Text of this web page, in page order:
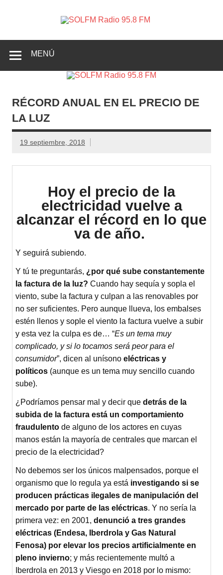
Radio
Crevillente, Radio en Vega Baja y Radio en el Medio
MENÚ
RÉCORD ANUAL EN EL PRECIO DE
LA LUZ
19 septiembre, 2018
Hoy el precio de la
electricidad vuelve a
alcanzar el récord en lo que
va de año.
Y seguirá subiendo.
Y tú te preguntarás, ¿por qué sube constantemente
la factura de la luz? Cuando hay sequía y sopla el
viento, sube la factura y culpan a las renovables por
no ser suficientes. Pero aunque llueva, los embalses
estén llenos y sople el viento la factura vuelve a subir
y esta vez la culpa es de… “Es un tema muy
complicado, y si lo tocamos será peor para el
consumidor”, dicen al unísonoeléctricas y
políticos (aunque es un tema muy sencillo cuando
sube).
¿Podríamos pensar mal y decir quedetrás de la
subida de la factura está un comportamiento
fraudulento de alguno de los actores en cuyas
manos están la mayoría de centrales que marcan el
precio de la electricidad?
No debemos ser los únicos malpensados, porque el
organismo que lo regula ya está investigando si se
producen prácticas ilegales de manipulación del
mercado por parte de las eléctricas. Y no sería la
primera vez: en 2001,denunció a tres grandes
eléctricas (Endesa, Iberdrola y Gas Natural
Fenosa) por elevar los precios artificialmente en
pleno invierno; y más recientemente multó a
Iberdrola en 2013 y Viesgo en 2018 por lo mismo: